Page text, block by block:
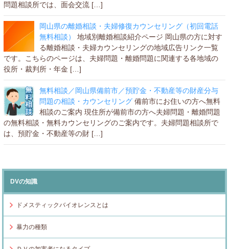
問題相談所では、面会交流 […]
岡山県の離婚相談・夫婦修復カウンセリング（初回電話
無料相談）
地域別離婚相談紹介ページ 岡山県の方に対す
る離婚相談・夫婦カウンセリングの地域広告リンク一覧
です。こちらのページは、夫婦問題・離婚問題に関連する各地域の
役所・裁判所・年金 […]
無料相談／岡山県備前市／預貯金・不動産等の財産分与
問題の相談・カウンセリング 備前市にお住いの方へ無料
相談のご案内 現住所が備前市の方へ夫婦問題・離婚問題
の無料相談・無料カウンセリングのご案内です。夫婦問題相談所で
は、預貯金・不動産等の財 […]
DVの知識
ドメスティックバイオレンスとは
暴力の種類